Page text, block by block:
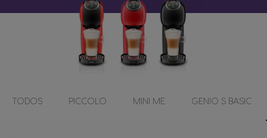
TODOS PICCOLO MINI ME GENIO S BASIC